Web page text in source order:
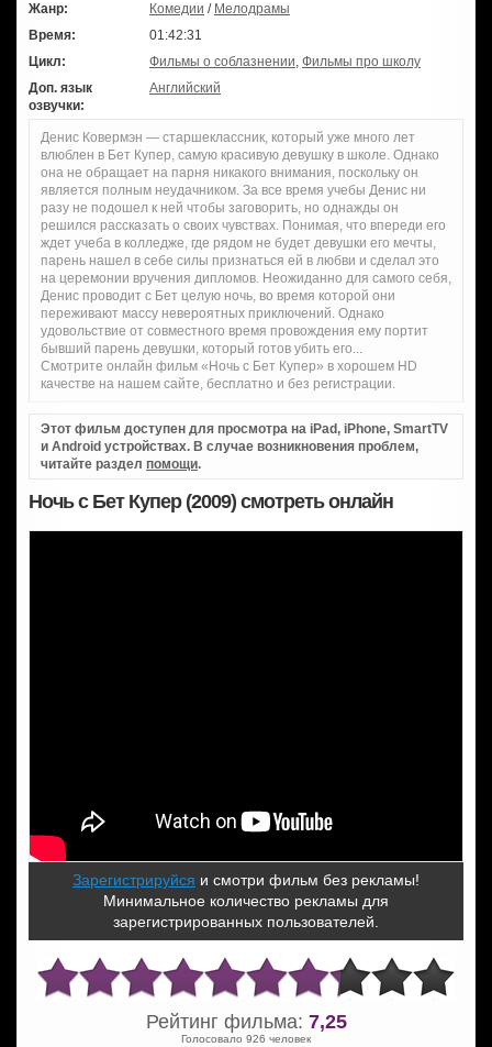
Жанр:
Комедии / Мелодрамы
Время:
01:42:31
Цикл:
Фильмы о соблазнении, Фильмы про школу
Доп. язык
озвучки:
Английский
Денис Ковермэн — старшеклассник, который уже много лет
влюблен в Бет Купер, самую красивую девушку в школе. Однако
она не обращает на парня никакого внимания, поскольку он
является полным неудачником. За все время учебы Денис ни
разу не подошел к ней чтобы заговорить, но однажды он
решился рассказать о своих чувствах. Понимая, что впереди его
ждет учеба в колледже, где рядом не будет девушки его мечты,
парень нашел в себе силы признаться ей в любви и сделал это
на церемонии вручения дипломов. Неожиданно для самого себя,
Денис проводит с Бет целую ночь, во время которой они
переживают массу невероятных приключений. Однако
удовольствие от совместного время провождения ему портит
бывший парень девушки, который готов убить его...
Смотрите онлайн фильм «Ночь с Бет Купер» в хорошем HD
качестве на нашем сайте, бесплатно и без регистрации.
Этот фильм доступен для просмотра на iPad, iPhone, SmartTV
и Android устройствах. В случае возникновения проблем,
читайте раздел помощи.
Ночь с Бет Купер (2009) смотреть онлайн
Зарегистрируйся и смотри фильм без рекламы!
Минимальное количество рекламы для
зарегистрированных пользователей.
Рейтинг фильма: 7,25
Голосовало 926 человек